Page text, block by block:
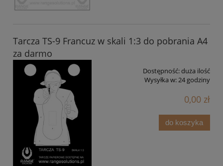
Tarcza TS-9 Francuz w skali 1:3 do pobrania A4
za darmo
Dostępność:duża ilość
Wysyłka w:24 godziny
0,00 zł
do koszyka